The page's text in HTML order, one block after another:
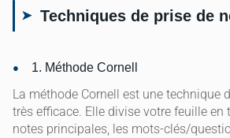
Techniques de prise de
1. Méthode Cornell
La méthode Cornell est une technique
très efficace. Elle divise votre feuille en
notes principales, les mots-clés/